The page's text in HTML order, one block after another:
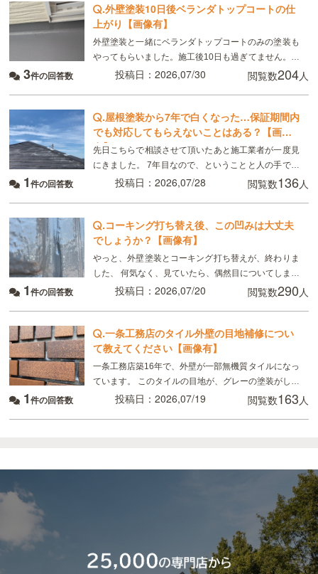
.外壁塗装10日後ベランダトップコートの仕
上がり【画像有】
外壁塗装と一緒にベランダトップコートのみの塗装も
やってもらいました。施工後10日も過ぎてません。こ
れは普通ですか？
3件の回答数 投稿日：2026,07/30 閲覧数204人
.屋根塗装から7年で白くなった…保証期間内
でも対応してもらえないことはある？【画像
有】
先日こちらで相談させて頂いたあと施工業者が一度見
にきました。 7年目なので、ということと人の手で塗
るのでどうしてもムラはできる、板金部分はやはり経
1件の回答数 投稿日：2026,07/28 閲覧数136人
.コーキング打ち替え後、この凹みは大丈夫
でしょうか？【画像有】
やっと、外壁塗装とコーキング打ち替えが、終わりま
した、 何気なく、見ていたら、偶然目についてしまっ
たのですが、 画像のように コーキングの端にマイナ
1件の回答数 投稿日：2026,07/20 閲覧数290 人
.一条工務店のタイル外壁の目地補修につい
て教えてください【画像有】
一条工務店築16年で、外壁が一部無機質タイルになっ
ています。 このタイルの目地が、グレーの塗装がして
あるのですが、かなり禿げてしまっていてるので補修
1件の回答数 投稿日：2026,07/19 閲覧数163 人